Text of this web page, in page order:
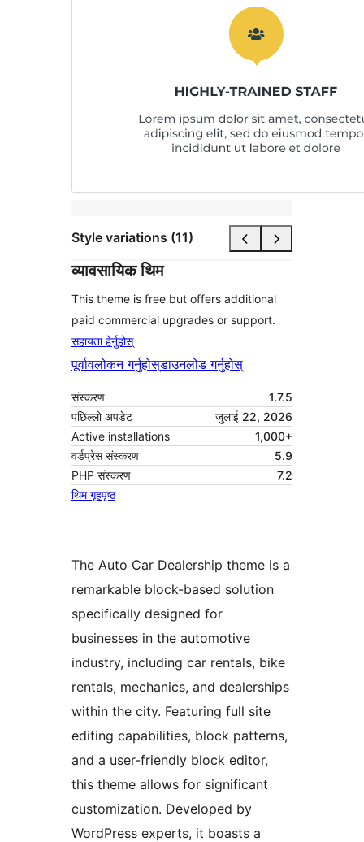
Style variations (11)
व्यावसायिक थिम
This theme is free but offers additional
paid commercial upgrades or support.
सहायता हेर्नुहोस्
पूर्वावलोकन गर्नुहोस्डाउनलोड गर्नुहोस्
संस्करण
1.7.5
पछिल्लो अपडेट
जुलाई 22, 2026
Active installations
1,000+
वर्डप्रेस संस्करण
5.9
PHP संस्करण
7.2
थिम गृहपृष्ठ
The Auto Car Dealership theme is a
remarkable block-based solution
specifically designed for
businesses in the automotive
industry, including car rentals, bike
rentals, mechanics, and dealerships
within the city. Featuring full site
editing capabilities, block patterns,
and a user-friendly block editor,
this theme allows for significant
customization. Developed by
WordPress experts, it boasts a